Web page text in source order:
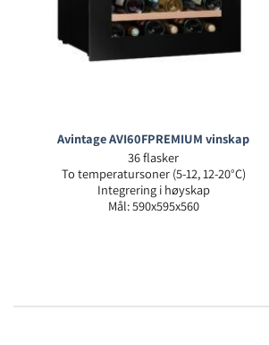
Avintage AVI60FPREMIUM vinskap
36 flasker
To temperatursoner (5-12, 12-20°C)
Integrering i høyskap
Mål: 590x595x560